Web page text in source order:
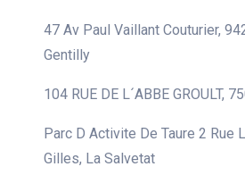
47 Av Paul Vaillant Couturier,
Gentilly
104 RUE DE L´ABBE GROULT,
Parc D Activite De Taure 2 Rue
Gilles, La Salvetat